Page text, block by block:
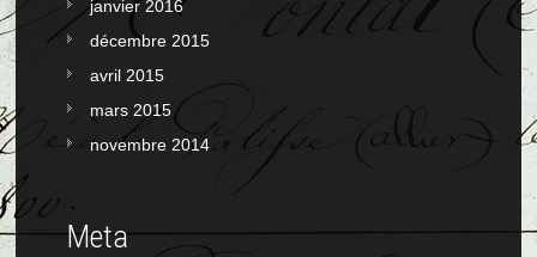
janvier 2016
décembre 2015
avril 2015
mars 2015
novembre 2014
Meta